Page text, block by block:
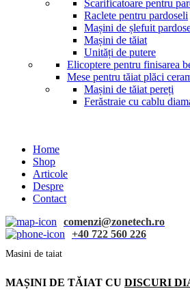
Scarificatoare pentru
Raclete pentru pardoseli
Mașini de șlefuit
Mașini de tăiat
Unități de putere
Elicoptere pentru finisarea
Mese pentru tăiat plăci
Mașini de tăiat pereți
Ferăstraie cu cablu
Home
Shop
Articole
Despre
Contact
comenzi@zonetech.ro
+40 722 560 226
Masini de taiat
MAȘINI DE TĂIAT CU DISCURI